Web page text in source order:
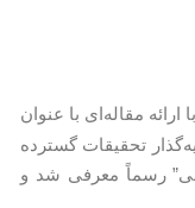
ارائه مقاله‌ای با عنوان
تحقیقات گسترده
رسماً معرفی شد و